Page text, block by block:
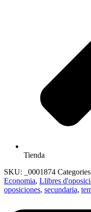
Tienda
SKU:
_0001874
Economia, Llibres
oposiciones, secundaria,